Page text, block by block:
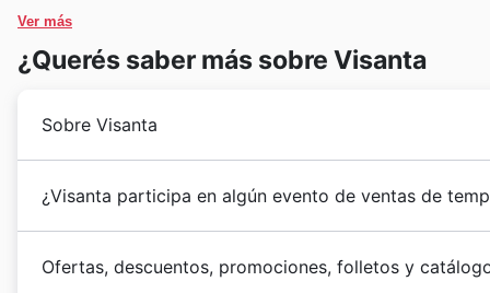
Hogar y Decoración
el Black Friday no es la excepción. Visanta presenta
Visanta Black Friday sales sean una oportunidad única
Moda y Accesorios– La moda y los accesorios son
Juguetes y Niños
– Los juguetes y productos infantiles
de eventos de compras importantes. Las Visanta
Ver más
¿Querés saber más sobre Visanta
Sobre Visanta
consumoy electrodomésticos. Desde sus inicios,
tecnologíaaccesible y de calidad, enfocándose en
tendencias del mercado de
equipos informáticosy
sostenido, basado en la confianza depositada por
¿Visanta participa en algún evento de ventas de
sus clientes disfruten de ofertas exclusivas,
Ofertas, descuentos, promociones, folletos y